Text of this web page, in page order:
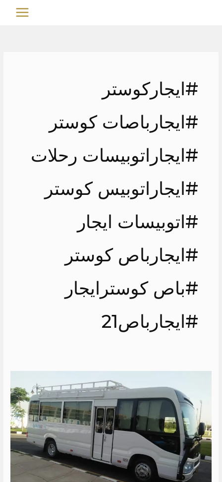
MAIN
#ايجاركوستر
#ايجارباصات كوستر
#ايجاراتوبيسات رحلات
#ايجاراتوبيس كوستر
#اتوبيسات ايجار
#ايجارباص كوستر
#باص كوسترايجار
#ايجارباص21
لرحلات
الصيف